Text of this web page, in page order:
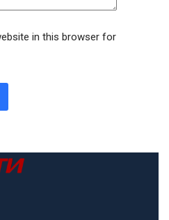
in this browser for